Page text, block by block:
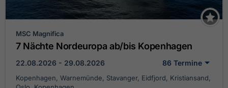
MSC Magnifica
7 Nächte Nordeuropa ab/bis Kopenhagen
22.08.2026 - 29.08.2026 86 Termine
Kopenhagen, Warnemünde, Stavanger, Eidfjord, Kristiansand,